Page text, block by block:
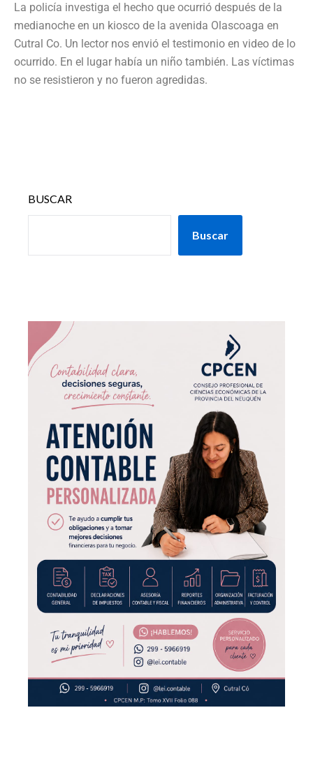
La policía investiga el hecho que ocurrió después de la
medianoche en un kiosco de la avenida Olascoaga en
Cutral Co. Un lector nos envió el testimonio en video de lo
ocurrido. En el lugar había un niño también. Las víctimas
no se resistieron y no fueron agredidas.
BUSCAR
Buscar